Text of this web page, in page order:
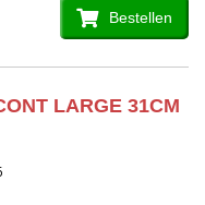
Bestellen
LARGE 31CM